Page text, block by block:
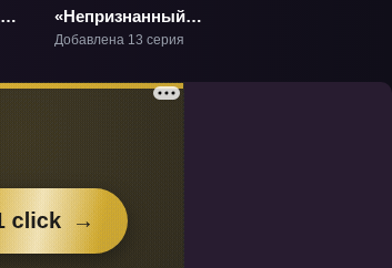
«Непризнанный
школой владыка
Добавлена 13 серия